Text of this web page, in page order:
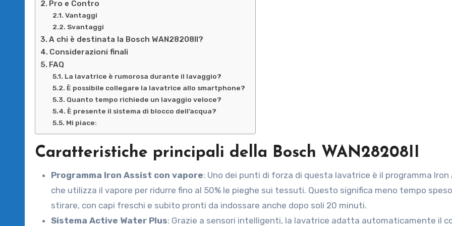
Pro e Contro
Vantaggi
Svantaggi
A chi è destinata la Bosch WAN28208II?
Considerazioni finali
FAQ
La lavatrice è rumorosa durante il lavaggio?
È possibile collegare la lavatrice allo smartphone?
Quanto tempo richiede un lavaggio veloce?
È presente il sistema di blocco dell’acqua?
Mi piace:
Caratteristiche principali della Bosch WAN28208II
Programma Iron Assist con vapore: Uno dei punti di forza di questa lavatrice è il programma Iron
che utilizza il vapore per ridurre fino al 50% le pieghe sui tessuti. Questo significa meno tempo
stirare, con capi freschi e subito pronti da indossare anche dopo soli 20 minuti.
Sistema Active Water Plus: Grazie a sensori intelligenti, la lavatrice adatta automaticamente il